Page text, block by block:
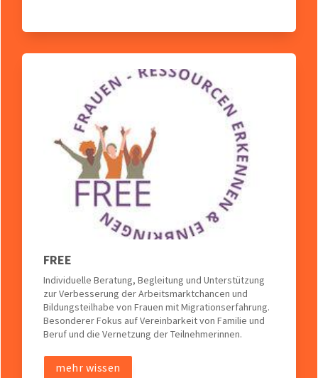
FREE
Individuelle Beratung, Begleitung und Unterstützung
zur Verbesserung der Arbeitsmarktchancen und
Bildungsteilhabe von Frauen mit Migrationserfahrung.
Besonderer Fokus auf Vereinbarkeit von Familie und
Beruf und die Vernetzung der Teilnehmerinnen.
mehr wissen